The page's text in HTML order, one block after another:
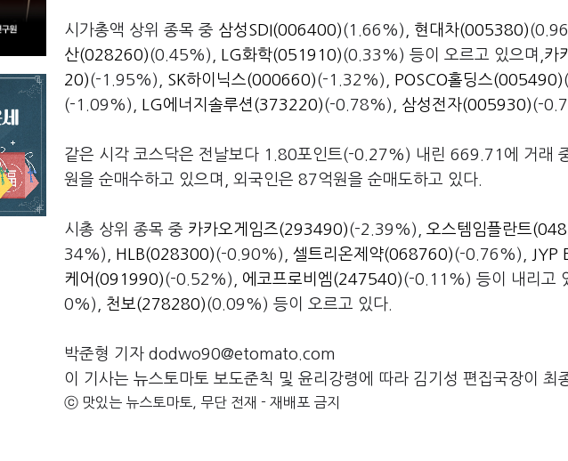
시가총액 상위 종목 중 삼성SDI(006400)(1.66%), 현대차(005380)
산(028260)(0.45%), LG화학(051910)(0.33%) 등이 오르고 있으며, 카
20)(-1.95%), SK하이닉스(000660)(-1.32%), POSCO홀딩스(005490)
(-1.09%),
LG에너지솔루션(373220)(-0.78%), 삼성전자(005930)(-
같은 시각 코스닥은 전날보다 1.80포인트(-0.27%) 내린 669.71에 거래
원을 순매수하고 있으며, 외국인은 87억원을 순매도하고 있다.
시총 상위 종목 중 카카오게임즈(293490)(-2.39%), 오스템임플란트
34%),
HLB(028300)(-0.90%), 셀트리온제약(068760)(-0.76%), JYP
케어(091990)(-0.52%), 에코프로비엠(247540)(-0.11%) 등이 내리고
0%), 천보(278280)(0.09%) 등이 오르고 있다.
박준형 기자 dodwo90@etomato.com
이 기사는 뉴스토마토 보도준칙 및 윤리강령에 따라 김기성 편집국장이 최
ⓒ 맛있는 뉴스토마토, 무단 전재 - 재배포 금지